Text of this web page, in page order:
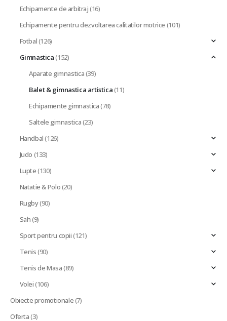
Echipamente de arbitraj(16)
Echipamente pentru dezvoltarea calitatilor motrice (101)
Fotbal(126)
Gimnastica(152)
Aparate gimnastica(39)
Balet & gimnastica artistica(11)
Echipamente gimnastica(78)
Saltele gimnastica(23)
Handbal(126)
Judo (133)
Lupte(130)
Natatie & Polo(20)
Rugby(90)
Sah(9)
Sport pentru copii(121)
Tenis(90)
Tenis de Masa(89)
Volei(106)
Obiecte promotionale(7)
Oferta(3)